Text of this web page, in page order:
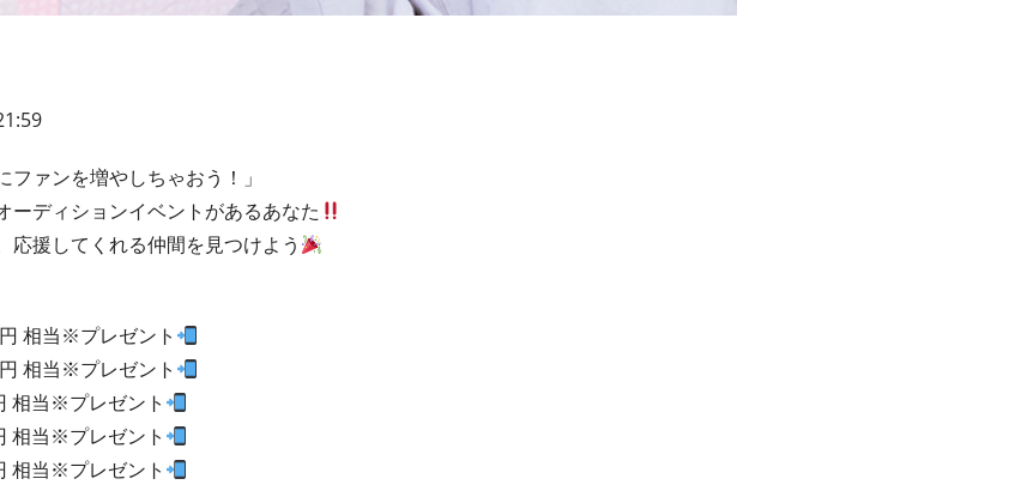
ァンを増やしちゃおう！」
ーディションイベントがあるあなた
援してくれる仲間を見つけよう
相当※プレゼント
相当※プレゼント
相当※プレゼント
相当※プレゼント
相当※プレゼント